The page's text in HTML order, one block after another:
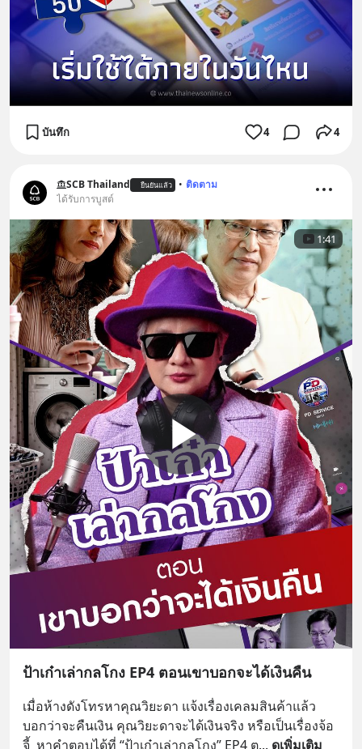
บันทึก 4 4
SCB Thailand ยืนยันแล้ว • ติดตาม
ได้รับการบูสต์
1:41
ป้าเก๋าเล่ากลโกง EP4 ตอนเขาบอกจะได้เงินคืน
เมื่อห้างดังโทรหาคุณวิยะดา แจ้งเรื่องเคลมสินค้าแล้ว
บอกว่าจะคืนเงิน คุณวิยะดาจะได้เงินจริง หรือเป็นเรื่องจ้อ
จี้  หาคำตอบได้ที่ “ป้าเก๋าเล่ากลโกง” EP4 ต... ดูเพิ่มเติม